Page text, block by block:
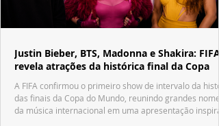
Justin Bieber, BTS, Madonna e Shakira: FIFA
revela atrações da histórica final da Copa
A FIFA confirmou o primeiro show de intervalo da
das finais da Copa do Mundo, reunindo grandes nomes
da música internacional em uma apresentação